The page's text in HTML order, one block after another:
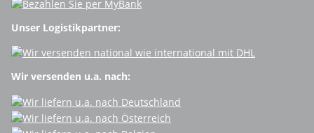
Unser Logistikpartner:
Wir versenden u.a. nach: